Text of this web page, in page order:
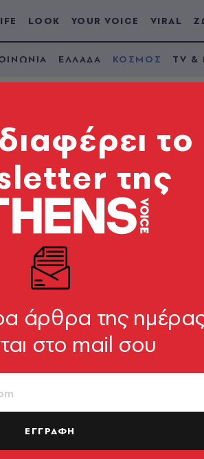
LOOK YOUR VOICE VIRAL
ΕΛΛΑΔΑ ΚΟΣΜΟΣ TV &
ήταν σε
το
της
άρθρα της
στο mail σου
ΕΓΓΡΑΦΗ